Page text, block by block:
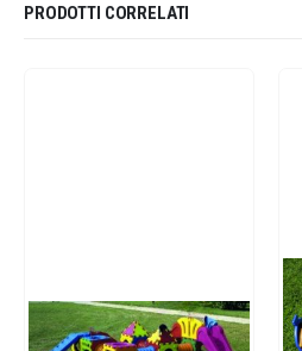
PRODOTTI CORRELATI